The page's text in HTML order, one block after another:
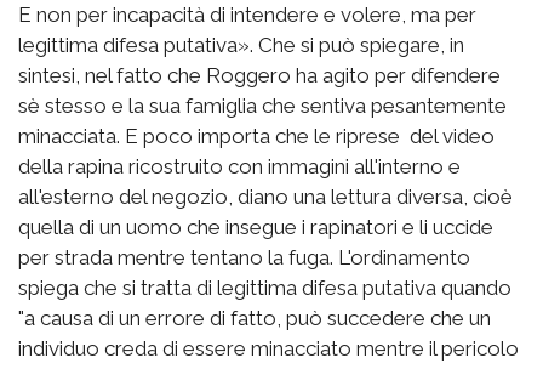
E non per incapacità di intendere e volere, ma per
legittima difesa putativa». Che si può spiegare, in
sintesi, nel fatto che Roggero ha agito per difendere
sè stesso e la sua famiglia che sentiva pesantemente
minacciata. E poco importa che le riprese del video
della rapina ricostruito con immagini all'interno e
all'esterno del negozio, diano una lettura diversa, cioè
quella di un uomo che insegue i rapinatori e li uccide
per strada mentre tentano la fuga. L'ordinamento
spiega che si tratta di legittima difesa putativa quando
"a causa di un errore di fatto, può succedere che un
individuo creda di essere minacciato mentre il pericolo